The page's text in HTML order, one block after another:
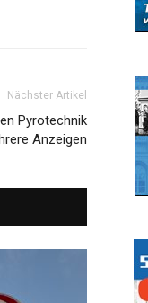
Nächster Artikel
Pyrotechnik
Anzeigen